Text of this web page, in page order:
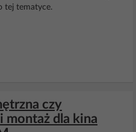
tej tematyce.
czy
dla kina